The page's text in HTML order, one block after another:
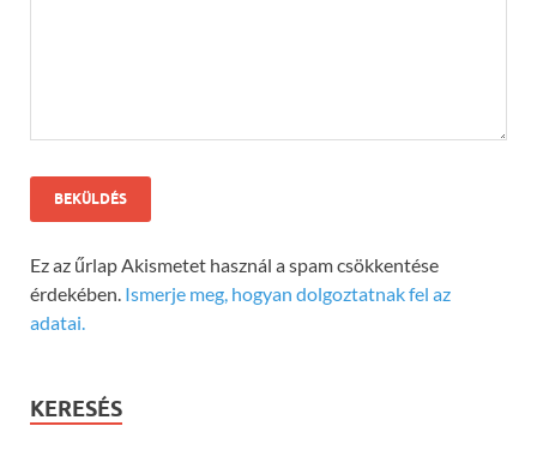
Ez az űrlap Akismetet használ a spam csökkentése
érdekében. Ismerje meg, hogyan dolgoztatnak fel az
adatai.
KERESÉS